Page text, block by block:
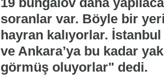
soranlar var. Böyle bir
hayran kalıyorlar.
ve Ankara’ya bu kadar
görmüş oluyorlar" dedi.